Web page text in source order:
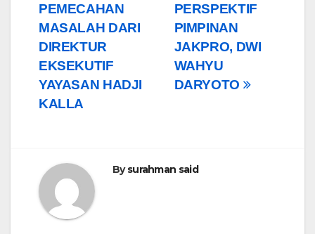
PERSPEKTIF
PIMPINAN
JAKPRO, DWI
WAHYU
DARYOTO
PEMECAHAN
MASALAH DARI
DIREKTUR
EKSEKUTIF
YAYASAN HADJI
KALLA
Bysurahman said